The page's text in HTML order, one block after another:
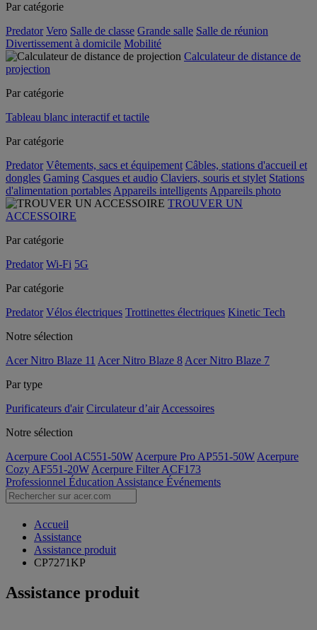
Par catégorie
Predator Vero Salle de classe Grande salle Salle de réunion
Divertissement à domicile Mobilité
Calculateur de distance de
projection
Par catégorie
Tableau blanc interactif et tactile
Par catégorie
Predator Vêtements, sacs et équipement Câbles, stations d'accueil et
dongles Gaming Casques et audio Claviers, souris et stylet Stations
d'alimentation portables Appareils intelligents Appareils photo
TROUVER UN
ACCESSOIRE
Par catégorie
Predator Wi-Fi 5G
Par catégorie
Predator Vélos électriques Trottinettes électriques Kinetic Tech
Notre sélection
Acer Nitro Blaze 11 Acer Nitro Blaze 8 Acer Nitro Blaze 7
Par type
Purificateurs d'air Circulateur d’air Accessoires
Notre sélection
Acerpure Cool AC551-50W Acerpure Pro AP551-50W Acerpure
Cozy AF551-20W Acerpure Filter ACF173
Professionnel Éducation Assistance Événements
Accueil
Assistance
Assistance produit
CP7271KP
Assistance produit